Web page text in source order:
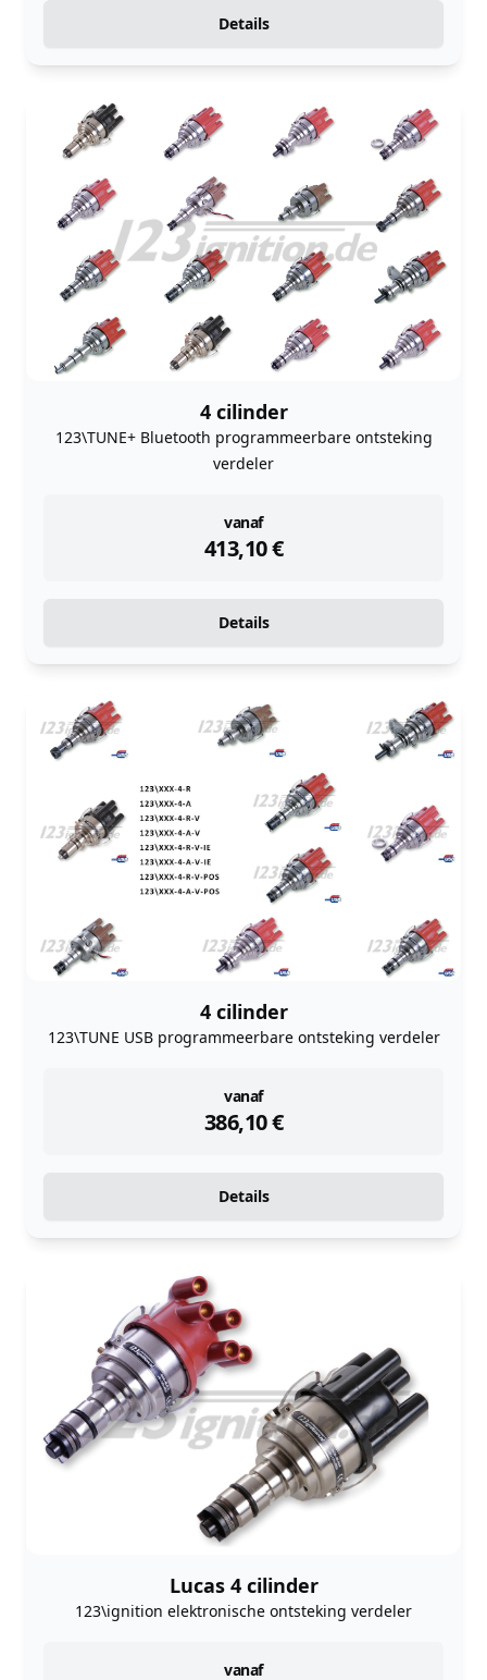
Details
4 cilinder
123\TUNE+ Bluetooth programmeerbare ontsteking
verdeler
vanaf
413,10€
instock
Details
4 cilinder
123\TUNE USB programmeerbare ontsteking verdeler
vanaf
386,10€
instock
Details
Lucas 4 cilinder
123\ignition elektronische ontsteking verdeler
vanaf
instock